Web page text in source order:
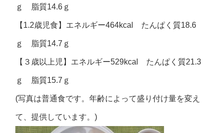
ｇ 脂質14.6ｇ
【1.2歳児食】エネルギー464kcal たんぱく質18.6
ｇ 脂質14.7ｇ
【３歳以上児】エネルギー529kcal たんぱく質21.3
ｇ 脂質15.7ｇ
(写真は普通食です。年齢によって盛り付け量を変え
て、提供しています。)